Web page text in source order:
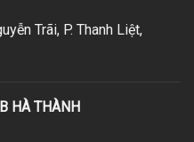
Trãi, P. Thanh Liệt,
HÀ THÀNH